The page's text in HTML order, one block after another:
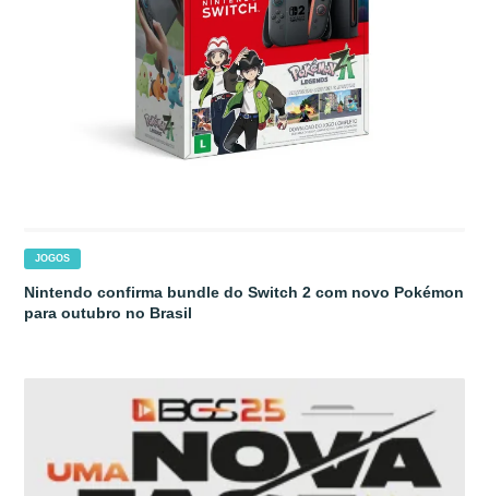
JOGOS
Nintendo confirma bundle do Switch 2 com novo Pokémon
para outubro no Brasil